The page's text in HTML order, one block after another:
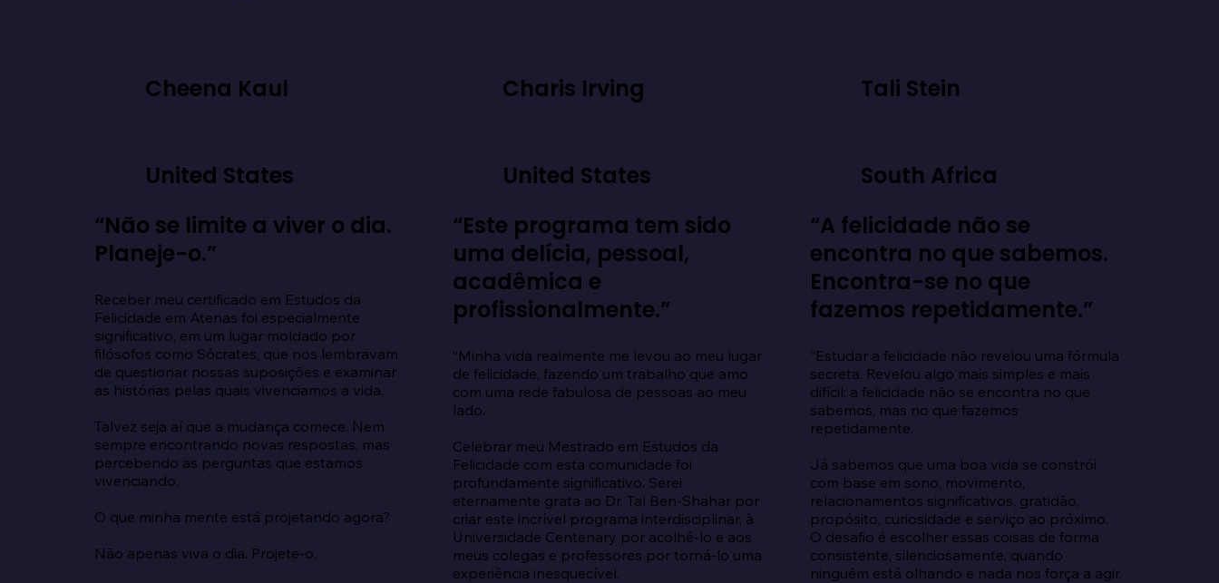
Cheena Kaul
United States
“Não se limite a viver o dia.
Planeje-o.”
Receber meu certificado em Estudos da
Felicidade em Atenas foi especialmente
significativo, em um lugar moldado por
filósofos como Sócrates, que nos lembravam
de questionar nossas suposições e examinar
as histórias pelas quais vivenciamos a vida.
Talvez seja aí que a mudança comece. Nem
sempre encontrando novas respostas, mas
percebendo as perguntas que estamos
vivenciando.
O que minha mente está projetando agora?
Não apenas viva o dia. Projete-o.
Charis Irving
United States
“Este programa tem sido
uma delícia, pessoal,
acadêmica e
profissionalmente.”
“Minha vida realmente me levou ao meu lugar
de felicidade, fazendo um trabalho que amo
com uma rede fabulosa de pessoas ao meu
lado.
Celebrar meu Mestrado em Estudos da
Felicidade com esta comunidade foi
profundamente significativo. Serei
eternamente grata ao Dr. Tal Ben-Shahar por
criar este incrível programa interdisciplinar, à
Universidade Centenary por acolhê-lo e aos
meus colegas e professores por torná-lo uma
experiência inesquecível.
Tali Stein
South Africa
“A felicidade não se
encontra no que sabemos.
Encontra-se no que
fazemos repetidamente.”
“Estudar a felicidade não revelou uma fórmula
secreta. Revelou algo mais simples e mais
difícil: a felicidade não se encontra no que
sabemos, mas no que fazemos
repetidamente.
Já sabemos que uma boa vida se constrói
com base em sono, movimento,
relacionamentos significativos, gratidão,
propósito, curiosidade e serviço ao próximo.
O desafio é escolher essas coisas de forma
consistente, silenciosamente, quando
ninguém está olhando e nada nos força a agir.